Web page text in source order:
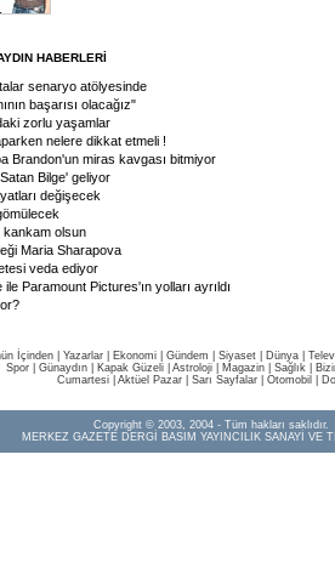
HABERLERİ
senaryo atölyesinde
başarısı olacağız"
zorlu yaşamlar
nelere dikkat etmeli !
Brandon'un miras kavgası bitmiyor
Bilge' geliyor
değişecek
olsun
Maria Sharapova
veda ediyor
Paramount Pictures'ın yolları ayrıldı
İçinden Yazarlar Ekonomi Gündem Siyaset Dünya |
Spor
Günaydın Kapak Güzeli Astroloji Magazin Sağlık
Cumartesi| Aktüel Pazar| Sarı Sayfalar| Otomobil
Copyright © 2003, 2004 - Tüm hakları saklıdır.
MERKEZ GAZETE DERGİ BASIM YAYINCILIK SANAYİ VE